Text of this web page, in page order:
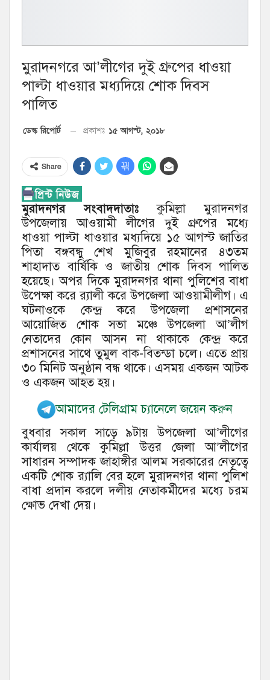
মুরাদনগরে আ’লীগের দুই গ্রুপের ধাওয়া
পাল্টা ধাওয়ার মধ্যদিয়ে শোক দিবস
পালিত
ডেস্ক রিপোর্ট প্রকাশঃ ১৫ আগস্ট, ২০১৮
Share
মুরাদনগর সংবাদদাতাঃ কুমিল্লা মুরাদনগর
উপজেলায় আওয়ামী লীগের দুই গ্রুপের মধ্যে
ধাওয়া পাল্টা ধাওয়ার মধ্যদিয়ে ১৫ আগস্ট জাতির
পিতা বঙ্গবন্ধু শেখ মুজিবুর রহমানের ৪৩তম
শাহাদাত বার্ষিকি ও জাতীয় শোক দিবস পালিত
হয়েছে। অপর দিকে মুরাদনগর থানা পুলিশের বাধা
উপেক্ষা করে র‌্যালী করে উপজেলা আওয়ামীলীগ। এ
ঘটনাওকে কেন্দ্র করে উপজেলা প্রশাসনের
আয়োজিত শোক সভা মঞ্চে উপজেলা আ’লীগ
নেতাদের কোন আসন না থাকাকে কেন্দ্র করে
প্রশাসনের সাথে তুমুল বাক-বিতন্ডা চলে। এতে প্রায়
৩০ মিনিট অনুষ্ঠান বন্ধ থাকে। এসময় একজন আটক
ও একজন আহত হয়।
আমাদের টেলিগ্রাম চ্যানেলে জয়েন করুন
বুধবার সকাল সাড়ে ৯টায় উপজেলা আ’লীগের
কার্যালয় থেকে কুমিল্লা উত্তর জেলা আ’লীগের
সাধারন সম্পাদক জাহাঙ্গীর আলম সরকারের নেতৃত্বে
একটি শোক র‌্যালি বের হলে মুরাদনগর থানা পুলিশ
বাধা প্রদান করলে দলীয় নেতাকর্মীদের মধ্যে চরম
ক্ষোভ দেখা দেয়।